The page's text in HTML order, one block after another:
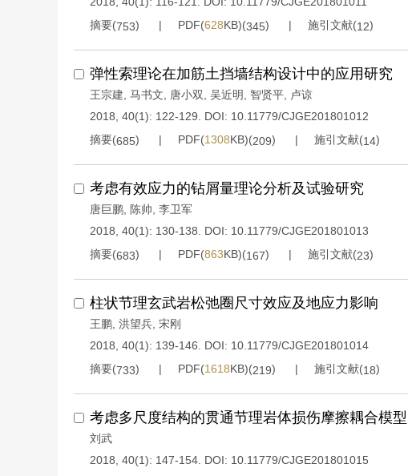
摘要(753) PDF(628KB)(345) 施引文献(12)
弹性索理论在加筋土挡墙结构设计中的应用研究
王宗建 马书文 唐小双 吴近明 智贤平
卢谅
2018, 40(1): 122-129.
DOI: 10.11779/CJGE201801012
摘要(685) PDF(1308KB)(209) 施引文献(14)
考虑有效应力的钻屑量理论分析及试验研究
唐巨鹏 陈帅 李卫军
2018, 40(1): 130-138.
DOI: 10.11779/CJGE201801013
摘要(683) PDF(863KB)(167) 施引文献(23)
柱状节理玄武岩松弛圈尺寸效应及地应力影响
王鹏 洪望兵 宋刚
2018, 40(1): 139-146.
DOI: 10.11779/CJGE201801014
摘要(733) PDF(1618KB)(219) 施引文献(18)
考虑多尺度结构的贯通节理岩体损伤摩擦耦合模型
刘武
2018, 40(1): 147-154. DOI: 10.11779/CJGE201801015